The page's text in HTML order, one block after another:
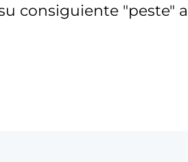
consiguiente "peste" a